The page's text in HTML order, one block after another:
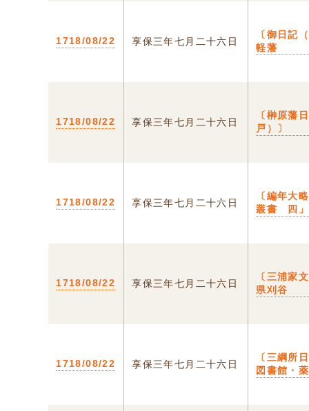
1718/08/22 享保三年七月二十六日
〔御日記
軽藩
1718/08/22 享保三年七月二十六日
〔榊原藩
戸）〕
1718/08/22 享保三年七月二十六日
〔編年大
叢書 四」
1718/08/22 享保三年七月二十六日
〔三浦家
県刈谷
1718/08/22 享保三年七月二十六日
〔三綱所
図書館・